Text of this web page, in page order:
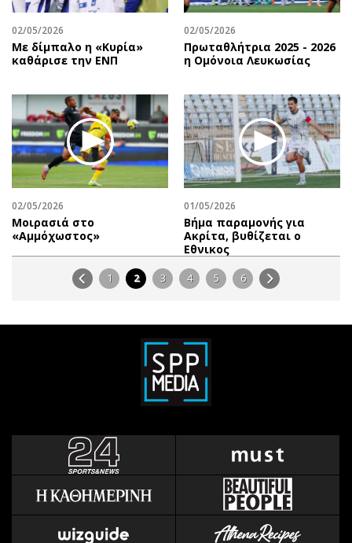
02/05/2026
Με δίμπαλο η «Κυρία»
καθάρισε την ΕΝΠ
02/05/2026
Πρωταθλήτρια 2025 - 2026
η Ομόνοια Λευκωσίας
02/05/2026
Μοιρασιά στο
«Αμμόχωστος»
01/05/2026
Βήμα παραμονής για
Ακρίτα, βυθίζεται ο
Εθνικος
1 2 3 4 5 6